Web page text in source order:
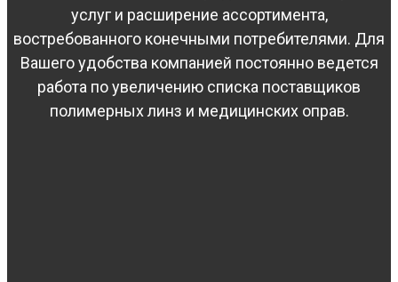
услуг и расширение ассортимента,
востребованного конечными потребителями. Для
Вашего удобства компанией постоянно ведется
работа по увеличению списка поставщиков
полимерных линз и медицинских оправ.